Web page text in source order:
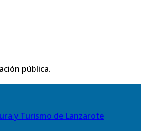
pública.
y Turismo de Lanzarote